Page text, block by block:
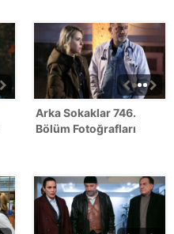
Arka Sokaklar 746.
Bölüm Fotoğrafları